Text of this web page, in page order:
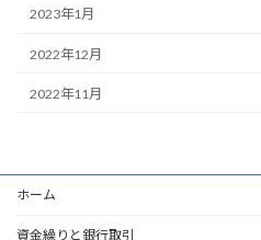
2023年1月
2022年12月
2022年11月
ホーム
資金繰りと銀行取引